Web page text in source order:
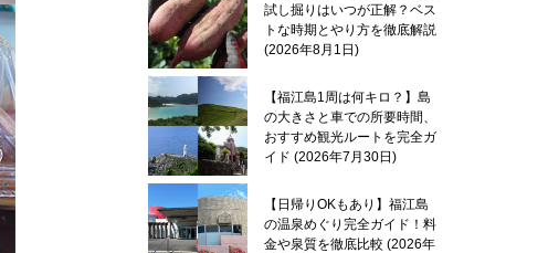
試し掘りはいつが正解？ベス
トな時期とやり方を徹底解説
2026年8月1日
【福江島1周は何キロ？】島
の大きさと車での所要時間、
おすすめ観光ルートを完全ガ
イド 2026年7月30日
【日帰りOKもあり】福江島
の温泉めぐり完全ガイド！料
金や泉質を徹底比較 2026年